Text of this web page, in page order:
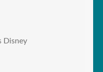
Disney